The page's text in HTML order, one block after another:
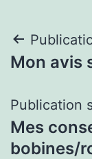
de
l’article
Mon avis
Publication
Mes
bobines/